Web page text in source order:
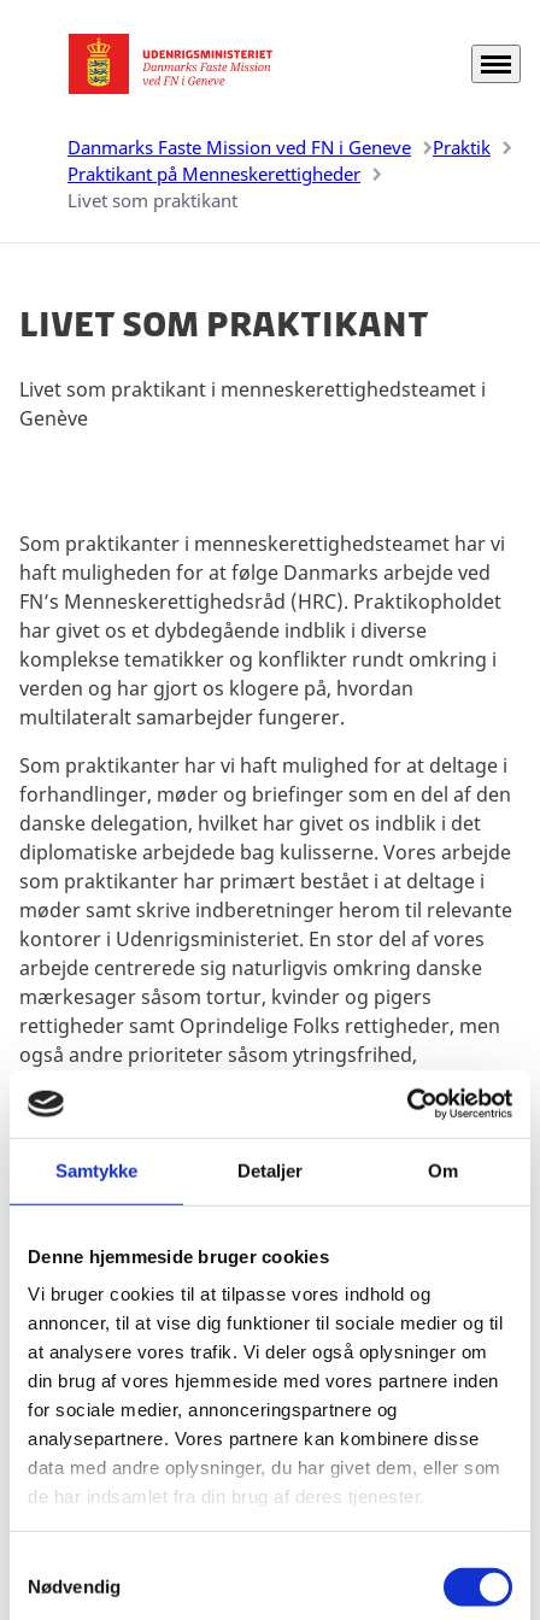
Samtykke Detaljer Om
Denne hjemmeside bruger cookies
Vi bruger cookies til at tilpasse vores indhold og
annoncer, til at vise dig funktioner til sociale medier og til
at analysere vores trafik. Vi deler også oplysninger om
din brug af vores hjemmeside med vores partnere inden
for sociale medier, annonceringspartnere og
analysepartnere. Vores partnere kan kombinere disse
data med andre oplysninger, du har givet dem, eller som
de har indsamlet fra din brug af deres tjenester.
Nødvendig
Gå til forsiden Menu
Danmarks Faste Mission ved FN i Geneve
Praktik
Praktikant på Menneskerettigheder
Livet som praktikant
Livet som praktikant
Livet som praktikant i menneskerettighedsteamet i
Genève
Som praktikanter i menneskerettighedsteamet har vi
haft muligheden for at følge Danmarks arbejde ved
FN’s Menneskerettighedsråd (HRC). Praktikopholdet
har givet os et dybdegående indblik i diverse
komplekse tematikker og konflikter rundt omkring i
verden og har gjort os klogere på, hvordan
multilateralt samarbejder fungerer.
Som praktikanter har vi haft mulighed for at deltage i
forhandlinger, møder og briefinger som en del af den
danske delegation, hvilket har givet os indblik i det
diplomatiske arbejdede bag kulisserne. Vores arbejde
som praktikanter har primært bestået i at deltage i
møder samt skrive indberetninger herom til relevante
kontorer i Udenrigsministeriet. En stor del af vores
arbejde centrerede sig naturligvis omkring danske
mærkesager såsom tortur, kvinder og pigers
rettigheder samt Oprindelige Folks rettigheder, men
også andre prioriteter såsom ytringsfrihed,
civilsamfundets råderum og LGBT+-personers
rettigheder.
I løbet af de seneste fem måneder har vi deltaget i og
dækket en række forskellige møder, herunder den 60.
og 51. Universelle Periodiske Review (UPR50 & UPR51),
for Erhverv og Menneskerettigheder. Sidstnævnte gav
os et andet perspektiv på menneskerettigheder, da
fokus var rettet mod virksomheders rolle og ansvar.
Her oplevede vi, hvordan FN fungerer som et
samlingspunkt for stater, erhvervsliv og civilsamfund
og hvor bred opbakning, der er til
menneskerettigheder. Især HRC61 gav os et unikt
indblik i det diplomatiske håndværk, herunder
hvordan menneskerettighedsarbejdet i FN er formet
oplevelse at sidde til UPR og høre de anbefalinger,